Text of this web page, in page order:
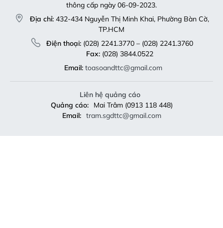
thông cấp ngày 06-09-2023.
Địa chỉ: 432-434 Nguyễn Thị Minh Khai, Phường Bàn Cờ,
TP.HCM
Điện thoại:(028) 2241.3770 – (028) 2241.3760
Fax:(028) 3844.0522
Email: toasoandttc@gmail.com
Liên hệ quảng cáo
Quảng cáo:
Mai Trâm (0913 118 448)
Email: tram.sgdttc@gmail.com